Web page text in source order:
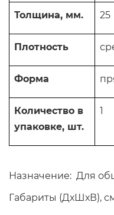
Толщина, мм. 25
Плотность
Форма
Количество в
упаковке, шт.
1
Назначение: Для
Габариты (ДхШхВ),